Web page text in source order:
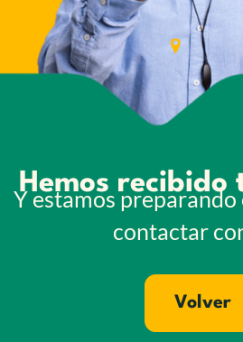
Hemos recibido
Y estamos preparando
contactar
Volver